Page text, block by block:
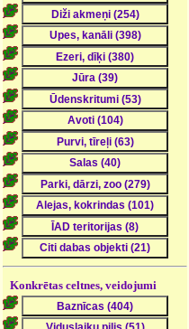
Konkrētas celtnes, veidojumi